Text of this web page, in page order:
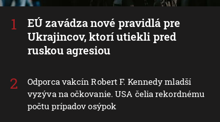
EÚ zavádza nové pravidlá pre
Ukrajincov, ktorí utiekli pred
ruskou agresiou
Odporca vakcín Robert F. Kennedy mladší
vyzýva na očkovanie. USA čelia rekordnému
počtu prípadov osýpok